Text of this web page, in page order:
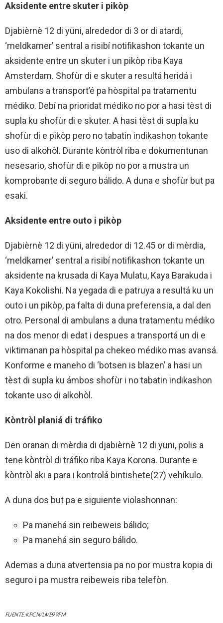
Aksidente entre skuter i pikòp
Djabièrnè 12 di yüni, alrededor di 3 or di atardi,
‘meldkamer’ sentral a risibí notifikashon tokante un
aksidente entre un skuter i un pikòp riba Kaya
Amsterdam. Shofùr di e skuter a resultá heridá i
ambulans a transport’é pa hòspital pa tratamentu
médiko. Debí na prioridat médiko no por a hasi tèst di
supla ku shofùr di e skuter. A hasi tèst di supla ku
shofùr di e pikòp pero no tabatin indikashon tokante
uso di alkohòl. Durante kòntròl riba e dokumentunan
nesesario, shofùr di e pikòp no por a mustra un
komprobante di seguro bálido. A duna e shofùr but pa
esaki.
Aksidente entre outo i pikòp
Djabièrnè 12 di yüni, alrededor di 12.45 or di mèrdia,
‘meldkamer’ sentral a risibí notifikashon tokante un
aksidente na krusada di Kaya Mulatu, Kaya Barakuda i
Kaya Kokolishi. Na yegada di e patruya a resultá ku un
outo i un pikòp, pa falta di duna preferensia, a dal den
otro. Personal di ambulans a duna tratamentu médiko
na dos menor di edat i despues a transportá un di e
viktimanan pa hòspital pa chekeo médiko mas avansá.
Konforme e maneho di ‘botsen is blazen’ a hasi un
tèst di supla ku ámbos shofùr i no tabatin indikashon
tokante uso di alkohòl.
Kòntròl planiá di tráfiko
Den oranan di mèrdia di djabièrnè 12 di yüni, polis a
tene kòntròl di tráfiko riba Kaya Korona. Durante e
kòntròl aki a para i kontrolá bintishete(27) vehíkulo.
A duna dos but pa e siguiente violashonnan:
Pa manehá sin reibeweis bálido;
Pa manehá sin seguro bálido.
Ademas a duna atvertensia pa no por mustra kopia di
seguro i pa mustra reibeweis riba telefòn.
FUENTE: KPCN/LIVE99FM